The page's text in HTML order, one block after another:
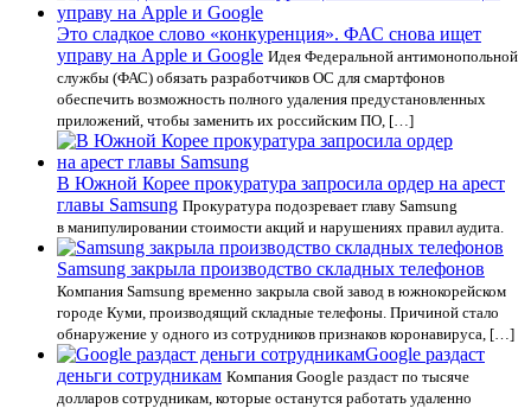
Это сладкое слово «конкуренция». ФАС снова ищет
управу на Apple и Google Идея Федеральной антимонопольной
службы (ФАС) обязать разработчиков ОС для смартфонов
обеспечить возможность полного удаления предустановленных
приложений, чтобы заменить их российским ПО, […]
В Южной Корее прокуратура запросила ордер на арест
главы Samsung Прокуратура подозревает главу Samsung
в манипулировании стоимости акций и нарушениях правил аудита.
Samsung закрыла производство складных телефонов
Компания Samsung временно закрыла свой завод в южнокорейском
городе Куми, производящий складные телефоны. Причиной стало
обнаружение у одного из сотрудников признаков коронавируса, […]
Google раздаст
деньги сотрудникам Компания Google раздаст по тысяче
долларов сотрудникам, которые останутся работать удаленно